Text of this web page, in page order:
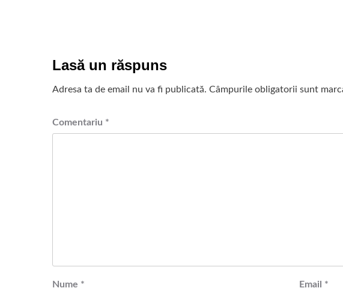
Lasă un răspuns
Adresa ta de email nu va fi publicată. Câmpurile obligatorii sunt
Comentariu *
Nume * Email *